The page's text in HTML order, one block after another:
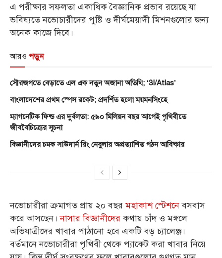
এ পরীক্ষার সফলতা একাধিক বৈজ্ঞানিক প্রভাব রয়েছে যা
ভবিষ্যতে নভোচারীদের পুষ্টি ও দীর্ঘমেয়াদী মিশনগুলোর জন্য
অনেক কাজে দিবে।
আরও পড়ুন
সৌরজগতে বেড়াতে এল এক নতুন অজানা অতিথি; ‘3I/Atlas’
বাংলাদেশের প্রথম স্পেস রকেট; প্রদর্শিত হলো ময়মনসিংহে
ম্যাগনেটিক ফিল্ড এর দুর্বলতা: ৫৯০ মিলিয়ন বছর আগেই পৃথিবীতে
জীববৈচিত্র্যের সূচনা
বিজ্ঞানীদের চমক সাউদার্ন রিং নেবুলার অপ্রত্যাশিত গঠন আবিষ্কার
নভোচারীরা ক্রমাগত প্রায় ২০ বছরমহাকাশ স্টেশনেবসবাস
করে আসছেন।নাসার বিজ্ঞানীদেরকথায় চাঁদ ও মঙ্গলে
অভিযাত্রীদের খাবার পাঠানো হবে একটি বড় চ্যালেঞ্জ।
বর্তমানে নভোচারীরা পৃথিবী থেকে প্যাকেট করা খাবার নিয়ে